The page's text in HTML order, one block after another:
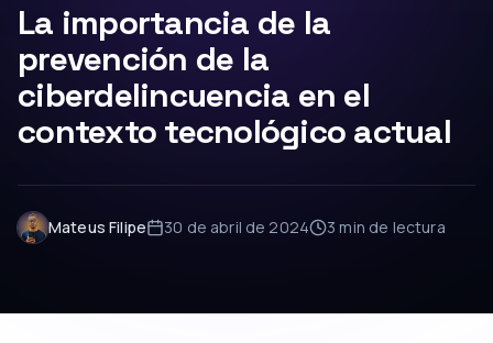
La importancia de la
prevención de la
ciberdelincuencia en el
contexto tecnológico actual
Mateus Filipe 30 de abril de 2024 3 min de lectura